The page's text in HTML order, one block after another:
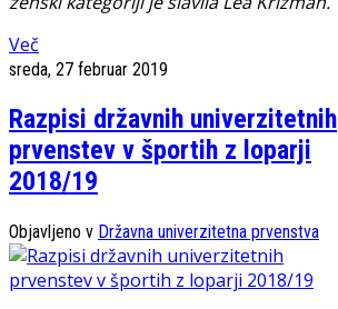
Več
sreda, 27 februar 2019
Razpisi državnih univerzitetnih
prvenstev v športih z loparji
2018/19
Objavljeno v Državna univerzitetna prvenstva